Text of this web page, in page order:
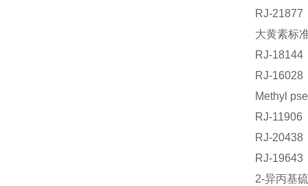
RJ-
大黄素标
RJ-
RJ-
Methyl
RJ-
RJ-
RJ-
2-异丙基